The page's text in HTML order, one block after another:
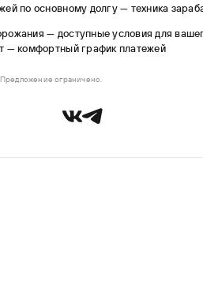
по основному долгу — техника
— доступные условия для
— комфортный график платежей
ограничено.